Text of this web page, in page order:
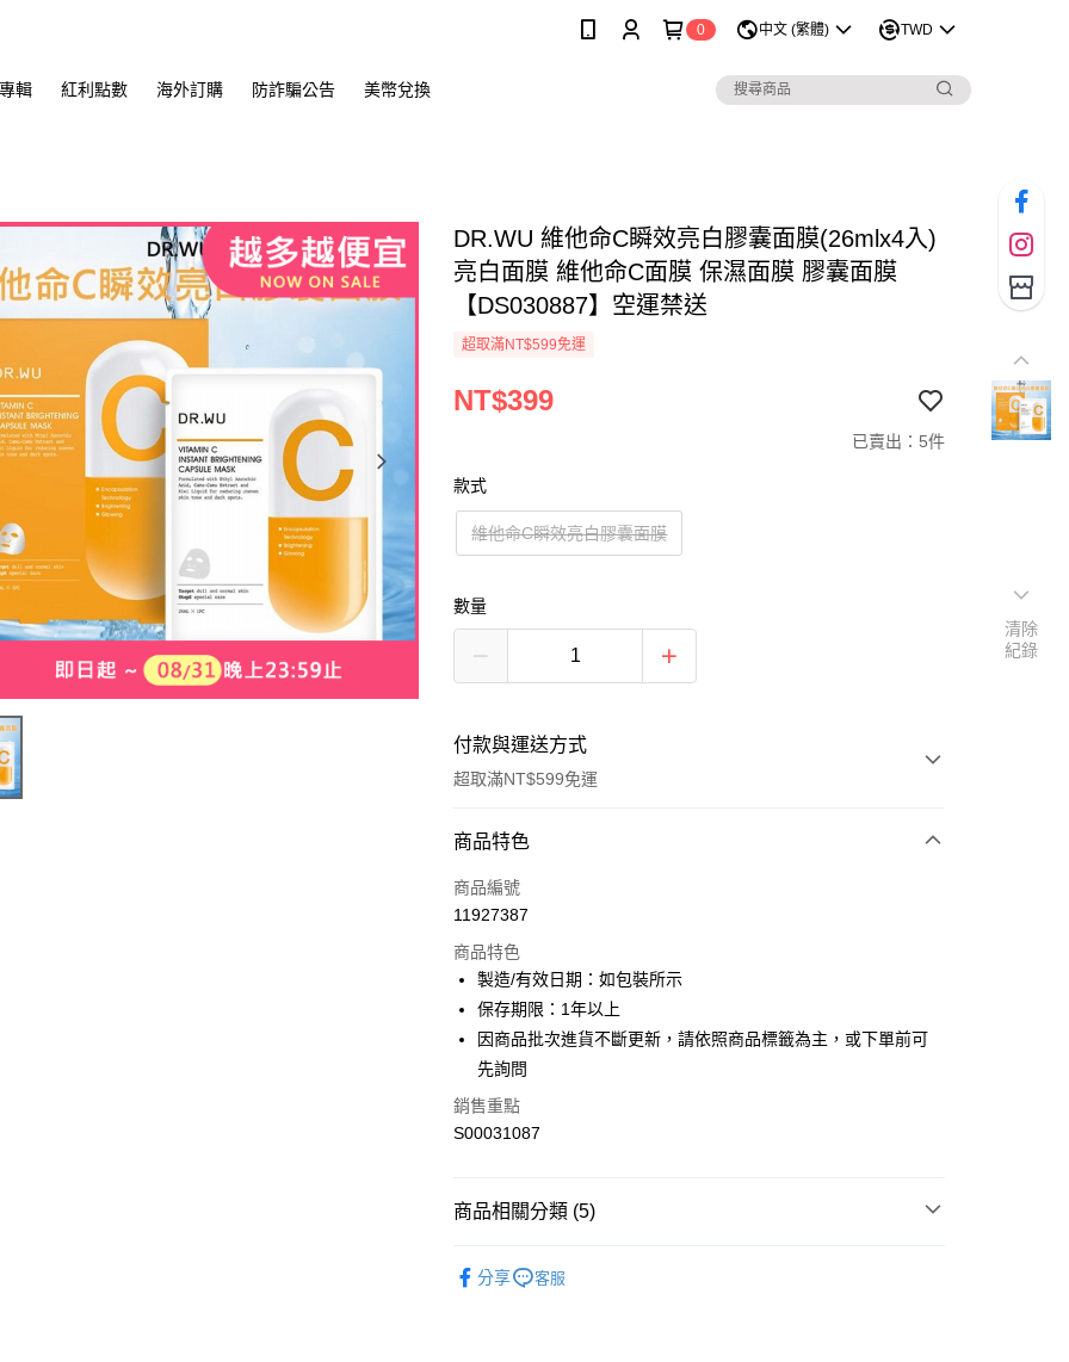
0 中文 (繁體) TWD
輯 紅利點數 海外訂購 防詐騙公告 美幣兌換
DR.WU 維他命C瞬效亮白膠囊面膜(26mlx4入)
亮白面膜 維他命C面膜 保濕面膜 膠囊面膜
【DS030887】空運禁送
超取滿NT$599免運
NT$399
已賣出：5件
款式
維他命C瞬效亮白膠囊面膜
數量
付款與運送方式
超取滿NT$599免運
付款方式
信用卡一次付款
LINE Pay
Apple Pay
街口支付
全盈+PAY
運送方式
全家付款取貨
商品特色
商品編號
11927387
商品特色
製造/有效日期：如包裝所示
保存期限：1年以上
因商品批次進貨不斷更新，請依照商品標籤為主，或下單前可
先詢問
銷售重點
S00031087
商品相關分類 (5)
分享 客服
清除
紀錄